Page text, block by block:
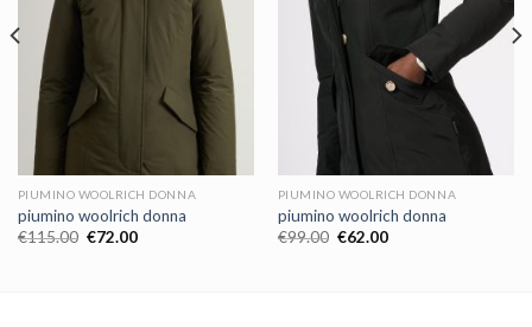
PIUMINO WOOLRICH DONNA
piumino woolrich donna
€115.00 €72.00
PIUMINO WOOLRICH DONNA
piumino woolrich donna
€99.00 €62.00